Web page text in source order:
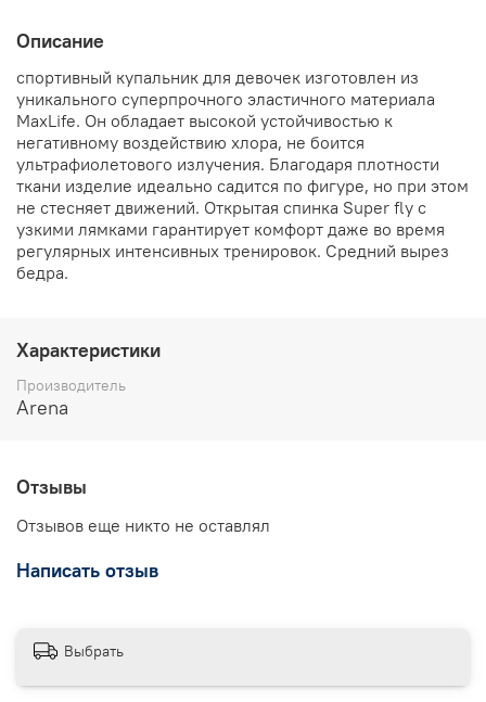
Описание
спортивный купальник для девочек изготовлен из
уникального суперпрочного эластичного материала
MaxLife. Он обладает высокой устойчивостью к
негативному воздействию хлора, не боится
ультрафиолетового излучения. Благодаря плотности
ткани изделие идеально садится по фигуре, но при этом
не стесняет движений. Открытая спинка Super fly с
узкими лямками гарантирует комфорт даже во время
регулярных интенсивных тренировок. Средний вырез
бедра.
Характеристики
Производитель
Arena
Отзывы
Отзывов еще никто не оставлял
Написать отзыв
Выбрать